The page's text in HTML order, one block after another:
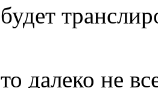
далеко не